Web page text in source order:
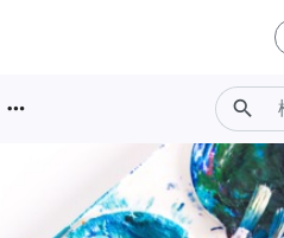
more_horiz search